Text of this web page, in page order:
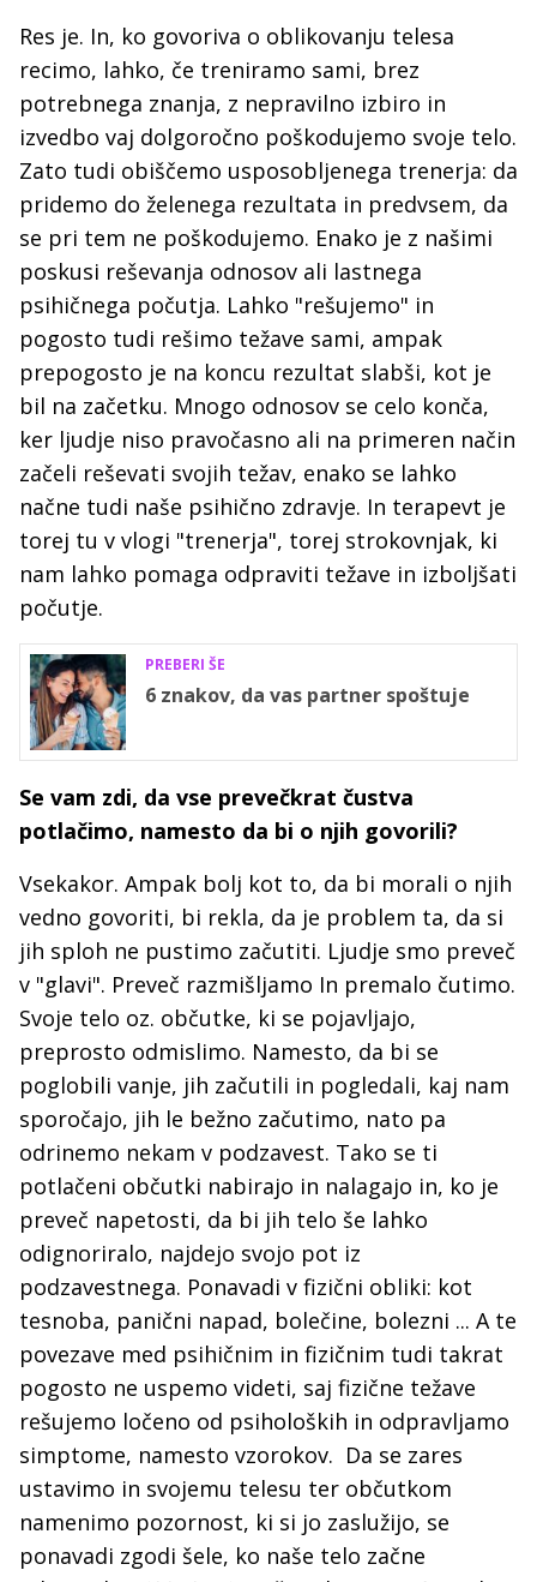
Res je. In, ko govoriva o oblikovanju telesa
recimo, lahko, če treniramo sami, brez
potrebnega znanja, z nepravilno izbiro in
izvedbo vaj dolgoročno poškodujemo svoje telo.
Zato tudi obiščemo usposobljenega trenerja: da
pridemo do želenega rezultata in predvsem, da
se pri tem ne poškodujemo. Enako je z našimi
poskusi reševanja odnosov ali lastnega
psihičnega počutja. Lahko "rešujemo" in
pogosto tudi rešimo težave sami, ampak
prepogosto je na koncu rezultat slabši, kot je
bil na začetku. Mnogo odnosov se celo konča,
ker ljudje niso pravočasno ali na primeren način
začeli reševati svojih težav, enako se lahko
načne tudi naše psihično zdravje. In terapevt je
torej tu v vlogi "trenerja", torej strokovnjak, ki
nam lahko pomaga odpraviti težave in izboljšati
počutje.
PREBERI ŠE
6 znakov, da vas partner spoštuje
Se vam zdi, da vse prevečkrat čustva
potlačimo, namesto da bi o njih govorili?
Vsekakor. Ampak bolj kot to, da bi morali o njih
vedno govoriti, bi rekla, da je problem ta, da si
jih sploh ne pustimo začutiti. Ljudje smo preveč
v "glavi". Preveč razmišljamo In premalo čutimo.
Svoje telo oz. občutke, ki se pojavljajo,
preprosto odmislimo. Namesto, da bi se
poglobili vanje, jih začutili in pogledali, kaj nam
sporočajo, jih le bežno začutimo, nato pa
odrinemo nekam v podzavest. Tako se ti
potlačeni občutki nabirajo in nalagajo in, ko je
preveč napetosti, da bi jih telo še lahko
odignoriralo, najdejo svojo pot iz
podzavestnega. Ponavadi v fizični obliki: kot
tesnoba, panični napad, bolečine, bolezni ... A te
povezave med psihičnim in fizičnim tudi takrat
pogosto ne uspemo videti, saj fizične težave
rešujemo ločeno od psiholoških in odpravljamo
simptome, namesto vzorokov. Da se zares
ustavimo in svojemu telesu ter občutkom
namenimo pozornost, ki si jo zaslužijo, se
ponavadi zgodi šele, ko naše telo začne